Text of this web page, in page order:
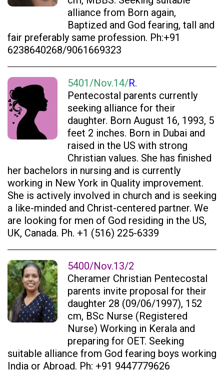
alliance from Born again,
Baptized and God fearing, tall and
fair preferably same profession. Ph:+91
6238640268/9061669323
5401/Nov.14/R.
Pentecostal parents currently
seeking alliance for their
daughter. Born August 16, 1993, 5
feet 2 inches. Born in Dubai and
raised in the US with strong
Christian values. She has finished
her bachelors in nursing and is currently
working in New York in Quality improvement.
She is actively involved in church and is seeking
a like-minded and Christ-centered partner. We
are looking for men of God residing in the US,
UK, Canada. Ph. +1 (516) 225-6339
5400/Nov.13/2
Cheramer Christian Pentecostal
parents invite proposal for their
daughter 28 (09/06/1997), 152
cm, BSc Nurse (Registered
Nurse) Working in Kerala and
preparing for OET. Seeking
suitable alliance from God fearing boys working
India or Abroad. Ph: +91 9447779626